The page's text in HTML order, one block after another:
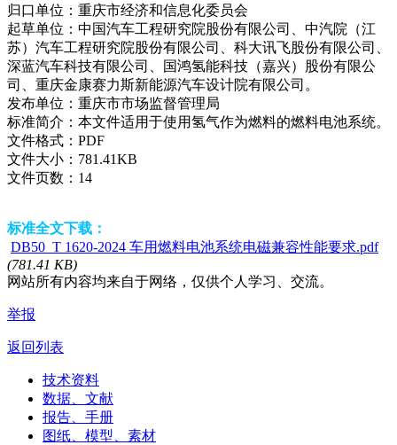
归口单位： 重庆市经济和信息化委员会
起草单位： 中国汽车工程研究院股份有限公司、中汽院（江
苏）汽车工程研究院股份有限公司、科大讯飞股份有限公司、
深蓝汽车科技有限公司、国鸿氢能科技（嘉兴）股份有限公
司、重庆金康赛力斯新能源汽车设计院有限公司。
发布单位： 重庆市市场监督管理局
标准简介： 本文件适用于使用氢气作为燃料的燃料电池系统。
文件格式： PDF
文件大小： 781.41KB
文件页数： 14
标准全文下载：
DB50_T 1620-2024 车用燃料电池系统电磁兼容性能要求.pdf
(781.41 KB)
网站所有内容均来自于网络，仅供个人学习、交流。
举报
返回列表
技术资料
数据、文献
报告、手册
图纸、模型、素材